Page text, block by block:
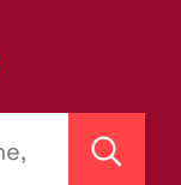
Cerca